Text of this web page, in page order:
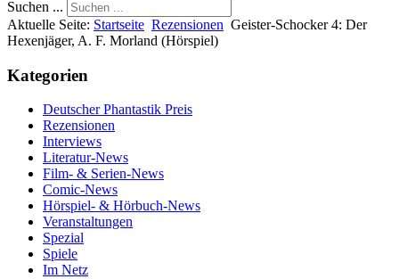
Suchen ...
Aktuelle Seite: Startseite Rezensionen Geister-Schocker 4: Der
Hexenjäger, A. F. Morland (Hörspiel)
Kategorien
Deutscher Phantastik Preis
Rezensionen
Interviews
Literatur-News
Film- & Serien-News
Comic-News
Hörspiel- & Hörbuch-News
Veranstaltungen
Spezial
Spiele
Im Netz